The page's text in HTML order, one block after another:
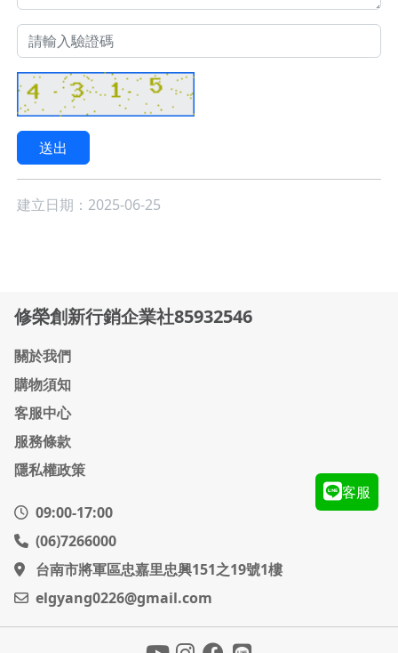
送出
建立日期：2025-06-25
客服
修榮創新行銷企業社85932546
關於我們
購物須知
客服中心
服務條款
隱私權政策
09:00-17:00
(06)7266000
台南市將軍區忠嘉里忠興151之19號1樓
elgyang0226@gmail.com